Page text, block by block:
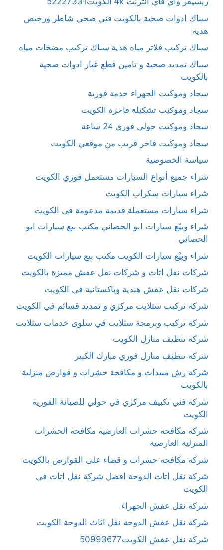
سباك ادوات صحية بالكويت فني صحي شاطر ورخيص
هدية
سباك تركيب فلاتر مياه هدية سباك تركيب مضخات مياه
سباك تمديد صحية و تامين قطع غيار ادوات صحية
بالكويت
سجاد وموكيت الجهراء خدمة فورية
سجاد وموكيت تشكيلة فاخرة الكويت
سجاد وموكيت حولي فوري 24 ساعة
سجاد وموكيت فاخر قريب من موقعي الكويت
سياسة الخصوصية
شراء جميع أنواع السيارات مستعمل فوري الكويت
شراء سيارات سكراب الكويت
شراء سيارات مستعملة قديمة مدعومة في الكويت
شراء وبيْع سيارات ابو الحصاني مكتب بيع سيارات ابو
الحصاني
شراء وبيْع سيارات الكويت مكتب بيع سيارات الكويت
شركات نقل اثاث و شركات نقل عفش مميزة بالكويت
شركات نقل عفش هندية وباكستانية في الكويت
شركة تركيب ستلايت مركزي و تمديد قسائم في الكويت
شركة تركيب وبرمجة ستلايت في سلوى خدمات ستلايت
شركة تنظيف منازل الكويت
شركة تنظيف منازل فوري مبارك الكبير
شركة رش مبيدات و مكافحة حشرات و قوارض منزلية
بالكويت
شركة فني تكييف مركزي في حولي للصيانة الفورية
الكويت
شركة مكافحة حشرات العارضية مكافحة الحشرات
المنزلية العارضية
شركة مكافحة حشرات و قضاء على القوارض بالكويت
شركة نقل اثاث الدوحة افضل شركة نقل اثاث في
الكويت
شركة نقل عفش الجهراء
شركة نقل عفش الدوحة نقل اثاث الدوحة الكويت
شركة نقل عفش الكويت50993677